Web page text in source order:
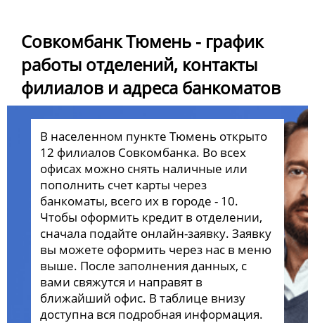
Совкомбанк Тюмень - график
работы отделений, контакты
филиалов и адреса банкоматов
В населенном пункте Тюмень открыто
12 филиалов Совкомбанка. Во всех
офисах можно снять наличные или
пополнить счет карты через
банкоматы, всего их в городе - 10.
Чтобы оформить кредит в отделении,
сначала подайте онлайн-заявку. Заявку
вы можете оформить через нас в меню
выше. После заполнения данных, с
вами свяжутся и направят в
ближайший офис. В таблице внизу
доступна вся подробная информация.